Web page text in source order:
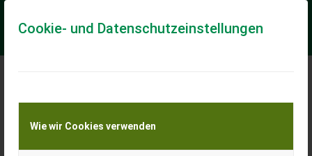
Cookie- und Datenschutzeinstellungen
Wie wir Cookies verwenden
Meine Transportkostenanfrage
Transport von Land- und Baumaschinen –
KEINE Tiertransporte